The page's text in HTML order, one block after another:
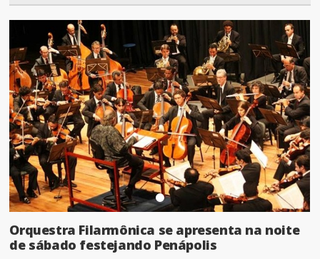
Orquestra Filarmônica se apresenta na noite
de sábado festejando Penápolis